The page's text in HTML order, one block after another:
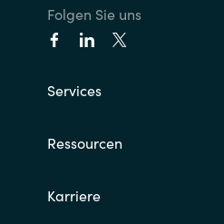
Folgen Sie uns
Services
Ressourcen
Karriere